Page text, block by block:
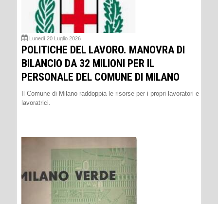
Lunedì 20 Luglio 2026
POLITICHE DEL LAVORO. MANOVRA DI
BILANCIO DA 32 MILIONI PER IL
PERSONALE DEL COMUNE DI MILANO
Il Comune di Milano raddoppia le risorse per i propri lavoratori e
lavoratrici.